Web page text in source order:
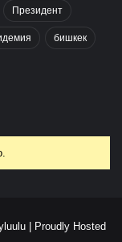
Президент
бишкек
| Proudly Hosted